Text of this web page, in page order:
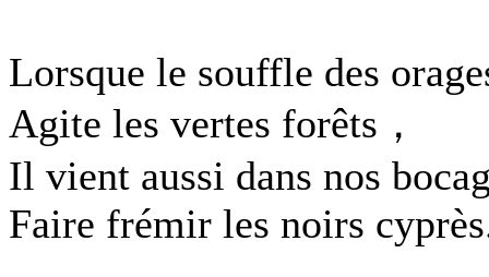
Lorsque le souffle des
Agite les vertes forêts，
Il vient aussi dans nos
Faire frémir les noirs